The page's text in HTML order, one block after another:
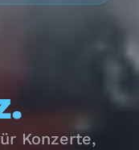
Konzerte,